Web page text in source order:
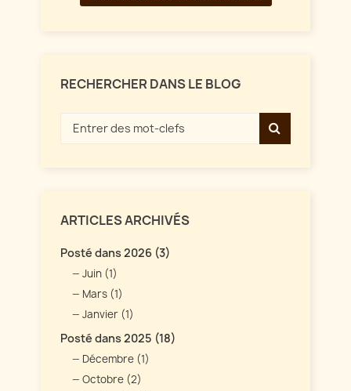
RECHERCHER DANS LE BLOG
ARTICLES ARCHIVÉS
Posté dans 2026 (3)
Juin (1)
Mars (1)
Janvier (1)
Posté dans 2025 (18)
Décembre (1)
Octobre (2)